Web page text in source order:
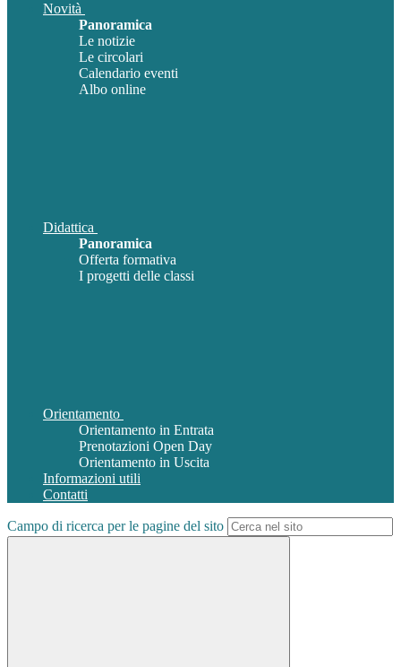
Novità
Panoramica
Le notizie
Le circolari
Calendario eventi
Albo online
Didattica
Panoramica
Offerta formativa
I progetti delle classi
Orientamento
Orientamento in Entrata
Prenotazioni Open Day
Orientamento in Uscita
Informazioni utili
Contatti
Campo di ricerca per le pagine del sito